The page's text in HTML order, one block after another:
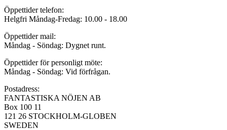
Öppettider telefon:
Helgfri Måndag-Fredag: 10.00 - 18.00
Öppettider mail:
Måndag - Söndag: Dygnet runt.
Öppettider för personligt möte:
Måndag - Söndag: Vid förfrågan.
Postadress:
FANTASTISKA NÖJEN AB
Box 100 11
121 26 STOCKHOLM-GLOBEN
SWEDEN